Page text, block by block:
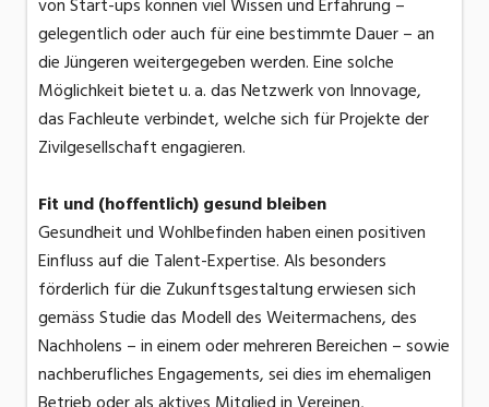
von Start-ups können viel Wissen und Erfahrung –
gelegentlich oder auch für eine bestimmte Dauer – an
die Jüngeren weitergegeben werden. Eine solche
Möglichkeit bietet u. a. das Netzwerk von Innovage,
das Fachleute verbindet, welche sich für Projekte der
Zivilgesellschaft engagieren.
Fit und (hoffentlich) gesund bleiben
Gesundheit und Wohlbefinden haben einen positiven
Einfluss auf die Talent-Expertise. Als besonders
förderlich für die Zukunftsgestaltung erwiesen sich
gemäss Studie das Modell des Weitermachens, des
Nachholens – in einem oder mehreren Bereichen – sowie
nachberufliches Engagements, sei dies im ehemaligen